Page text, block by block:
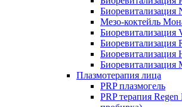
Биоревитализация
Мезо-коктейль
Биоревитализация
Биоревитализация
Биоревитализация
Биоревитализация
Плазмотерапия лица
PRP плазмогель
PRP терапия Regen